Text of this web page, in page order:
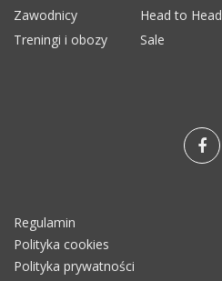
Zawodnicy
Head to Head
Treningi i obozy
Sale
Regulamin
Polityka cookies
Polityka prywatności